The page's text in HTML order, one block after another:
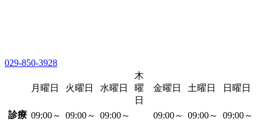
029-850-3928
月曜日 火曜日 水曜日
木
曜
日
金曜日 土曜日 日曜日
診療 09:00～ 09:00～ 09:00～
09:00～ 09:00～
09:00～